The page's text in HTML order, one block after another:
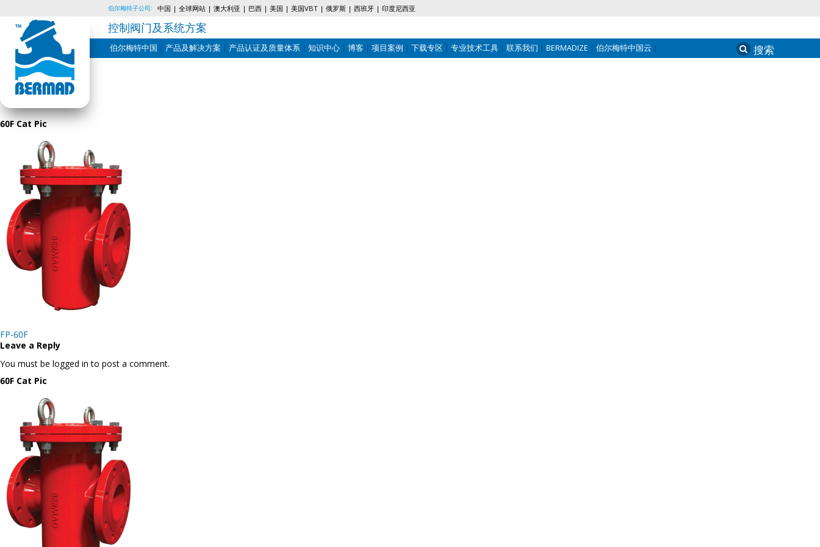
Skip
content
伯尔梅特子公司: 中国 全球网站 澳大利亚 巴西 美国 美国VBT 俄罗斯 西班牙 印度尼西亚
控制阀门及系统方案
伯尔梅特中国 产品及解决方案 产品认证及质量体系 知识中心 博客 项目案例 下载专区 专业技术工具 联系我们 BERMADIZE 伯尔梅特中国云 Search
for:
60F Cat Pic
Post
navigation
FP-60F
Leave a Reply
You must be logged in to post a comment.
60F Cat Pic